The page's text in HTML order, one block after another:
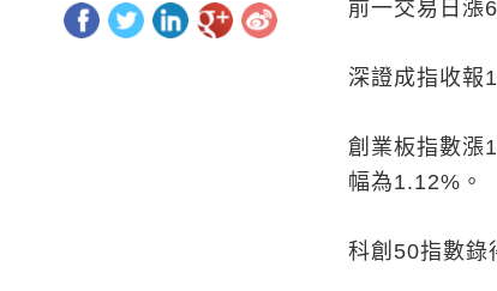
前一交易日漲
深證成指收報
創業板指數漲
幅為1.12%。
科創50指數錄